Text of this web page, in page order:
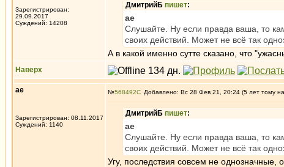
Зарегистрирован:
29.09.2017
Суждений: 14208
ДмитрийБ пишет:
ae
Слушайте. Ну если правда ваша, то
своих действий. Может не всё так
А в какой именно сутте сказано, что
Наверх
ae
Зарегистрирован: 08.11.2017
Суждений: 1140
№568492 Добавлено: Вс 28 Фев 21, 20:24 (5 лет тому
ДмитрийБ пишет:
ae
Слушайте. Ну если правда ваша, то
своих действий. Может не всё так
Угу, последствия совсем не